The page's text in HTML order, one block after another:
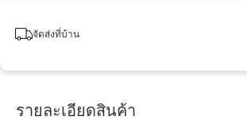
จัดส่งที่บ้าน
รายละเอียดสินค้า